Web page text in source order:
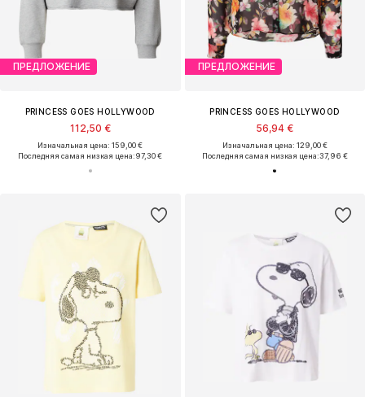
ПРЕДЛОЖЕНИЕ
PRINCESS GOES HOLLYWOOD
112,50 €
Изначальная цена: 159,00 €
Последняя самая низкая цена:97,30 €
ПРЕДЛОЖЕНИЕ
PRINCESS GOES HOLLYWOOD
56,94 €
Изначальная цена: 129,00 €
Последняя самая низкая цена:37,96 €